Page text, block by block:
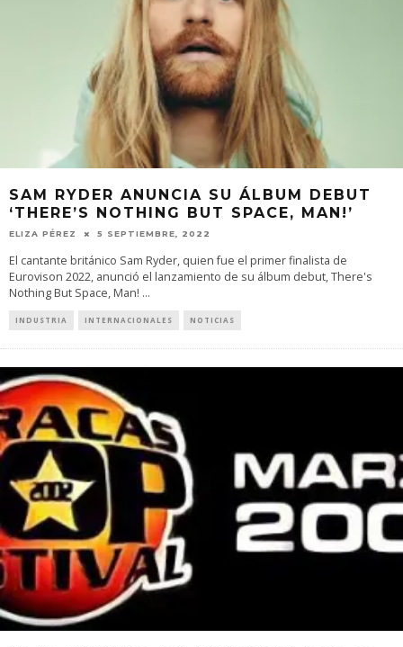
SAM RYDER ANUNCIA SU ÁLBUM DEBUT
‘THERE’S NOTHING BUT SPACE, MAN!’
ELIZA PÉREZ 5 SEPTIEMBRE, 2022
El cantante británico Sam Ryder, quien fue el primer finalista de
Eurovison 2022, anunció el lanzamiento de su álbum debut, There's
Nothing But Space, Man! ...
INDUSTRIA INTERNACIONALES NOTICIAS